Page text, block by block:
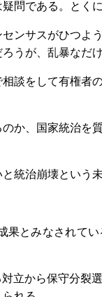
問である。とく
ンサスがひつよ
うが、乱暴なだ
談をして有権者
か、国家統治を
治崩壊という
とみなされて
立から保守分裂